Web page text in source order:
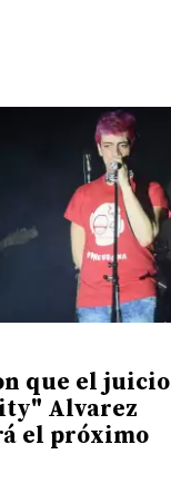
que el juicio
Alvarez
el próximo